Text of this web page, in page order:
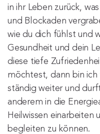
in ihr Leben zurück,
und Blockaden
wie du dich fühlst und
Gesundheit und dein
diese tiefe
möchtest, dann bin
ständig weiter und
anderem in die
Heilwissen einarbeiten
begleiten zu können.